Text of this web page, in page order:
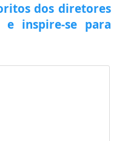
dos diretores
e inspire-se para